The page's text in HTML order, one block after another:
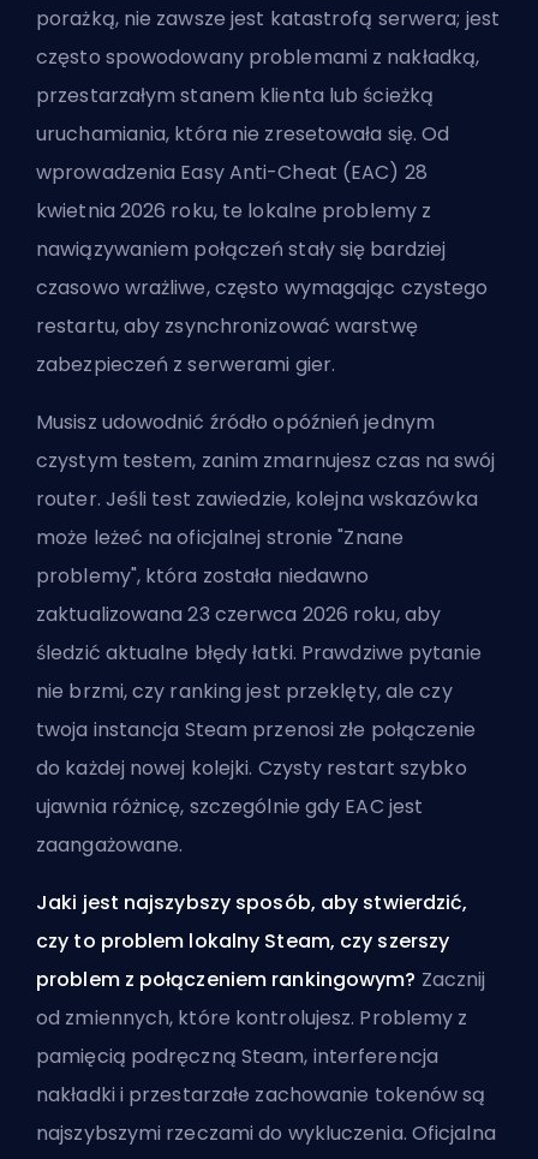
porażką, nie zawsze jest katastrofą serwera; jest
często spowodowany problemami z nakładką,
przestarzałym stanem klienta lub ścieżką
uruchamiania, która nie zresetowała się. Od
wprowadzenia Easy Anti-Cheat (EAC) 28
kwietnia 2026 roku, te lokalne problemy z
nawiązywaniem połączeń stały się bardziej
czasowo wrażliwe, często wymagając czystego
restartu, aby zsynchronizować warstwę
zabezpieczeń z serwerami gier.
Musisz udowodnić źródło opóźnień jednym
czystym testem, zanim zmarnujesz czas na swój
router. Jeśli test zawiedzie, kolejna wskazówka
może leżeć na oficjalnej stronie "Znane
problemy", która została niedawno
zaktualizowana 23 czerwca 2026 roku, aby
śledzić aktualne błędy łatki. Prawdziwe pytanie
nie brzmi, czy ranking jest przeklęty, ale czy
twoja instancja Steam przenosi złe połączenie
do każdej nowej kolejki. Czysty restart szybko
ujawnia różnicę, szczególnie gdy EAC jest
zaangażowane.
Jaki jest najszybszy sposób, aby stwierdzić,
czy to problem lokalny Steam, czy szerszy
problem z połączeniem rankingowym? Zacznij
od zmiennych, które kontrolujesz. Problemy z
pamięcią podręczną Steam, interferencja
nakładki i przestarzałe zachowanie tokenów są
najszybszymi rzeczami do wykluczenia. Oficjalna